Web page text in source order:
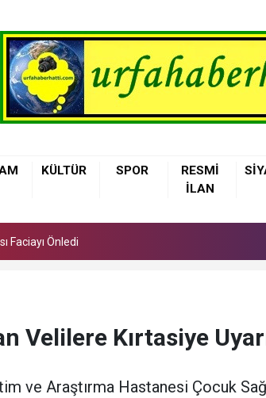
KÜLTÜR SPOR
RESMİ
İLAN
Basketbol Eğitimi Veriyor
Faciayı Önledi
Velilere Kırtasiye
ve Araştırma Hastanesi Çocuk